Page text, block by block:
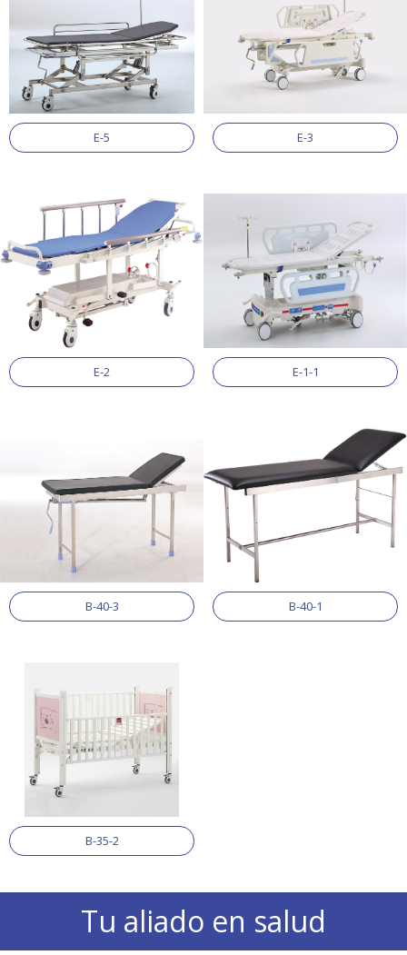
E-5 E-3
E-2 E-1-1
B-40-3 B-40-1
B-35-2
Tu aliado en salud